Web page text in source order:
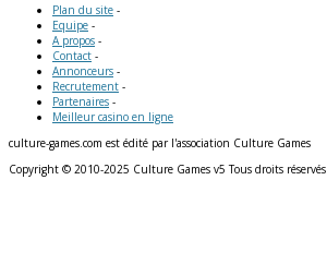
Plan du site -
Equipe -
A propos -
Contact -
Annonceurs -
Recrutement -
Partenaires -
Meilleur casino en ligne
culture-games.com est édité par l'association Culture Games
Copyright © 2010-2025 Culture Games v5 Tous droits réservés.